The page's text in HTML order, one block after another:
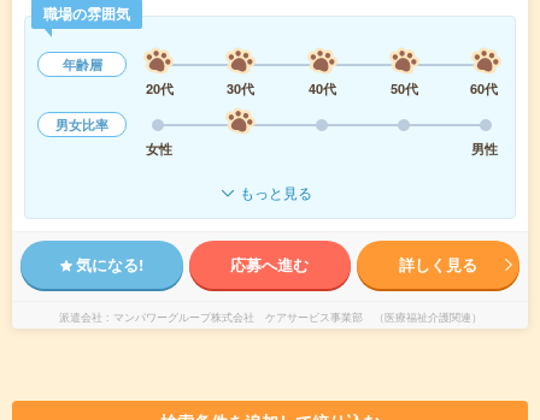
職場の雰囲気
年齢層
20代
30代 40代 50代
60代
男女比率
女性
男性
もっと見る
気になる! 応募へ進む 詳しく見る
派遣会社 マンパワーグループ株式会社 ケアサービス事業部 （医療福祉介護関連）